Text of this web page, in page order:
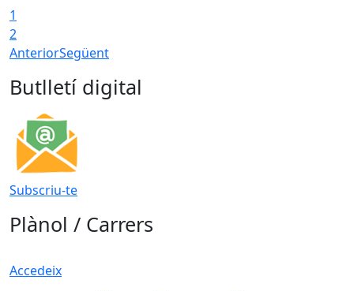
1
2
AnteriorSegüent
Butlletí digital
Subscriu-te
Plànol / Carrers
Accedeix